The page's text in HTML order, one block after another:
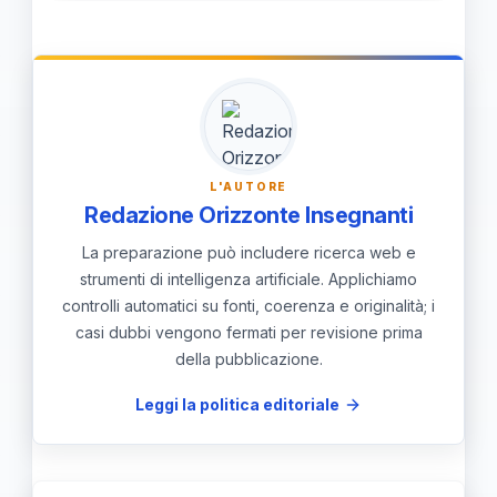
riservata, eliminando la necessità di
azioni manuali e riducendo le
possibilità di interpretazioni
soggettive durante la valutazione.
L'AUTORE
Redazione Orizzonte Insegnanti
La preparazione può includere ricerca web e
strumenti di intelligenza artificiale. Applichiamo
controlli automatici su fonti, coerenza e originalità; i
casi dubbi vengono fermati per revisione prima
della pubblicazione.
Leggi la politica editoriale